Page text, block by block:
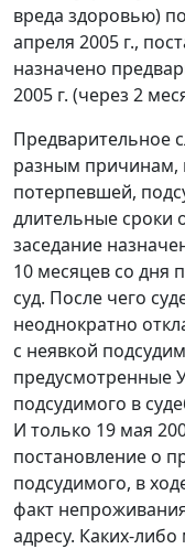
вреда здоровью)
апреля 2005 г.,
назначено
2005 г. (через 2
Предварительное
разным причинам,
потерпевшей,
длительные сроки
заседание
10 месяцев со дня
суд. После чего
неоднократно
с неявкой
предусмотренные
подсудимого в
И только 19 мая
постановление о
подсудимого, в
факт
адресу. Каких-